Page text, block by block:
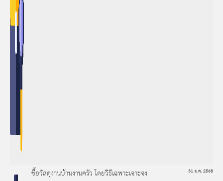
ซื้อวัสดุงานบ้านงานครัว โดยวิธีเฉพาะเจาะจง 31 ม.ค. 2568